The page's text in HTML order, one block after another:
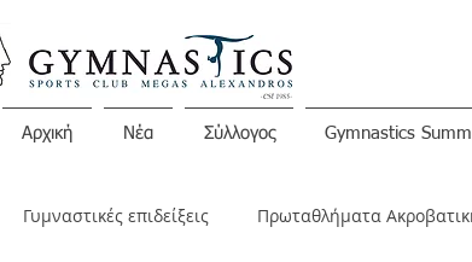
Αρχική Νέα Σύλλογος Gymnastics
Γυμναστικές επιδείξεις Πρωταθλήματα